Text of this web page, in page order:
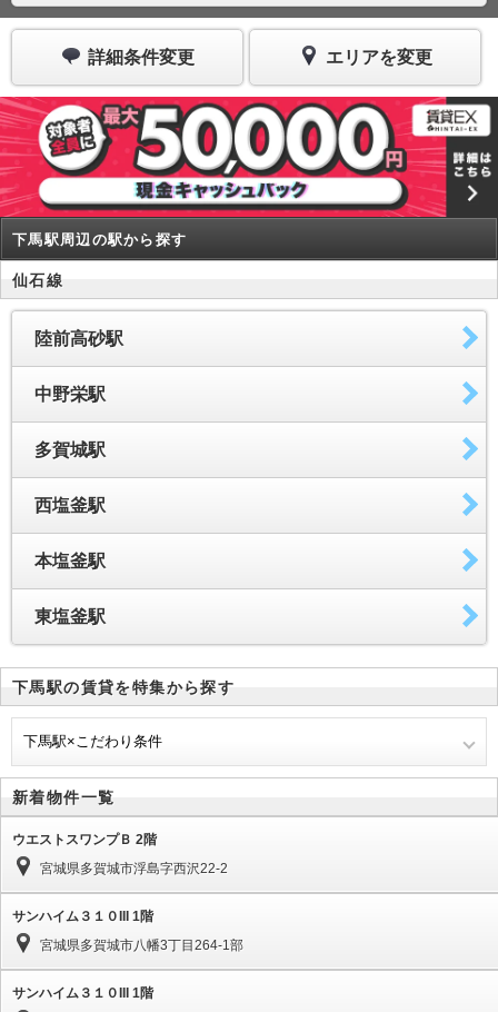
詳細条件変更 エリアを変更
下馬駅周辺の駅から探す
仙石線
陸前高砂駅
中野栄駅
多賀城駅
西塩釜駅
本塩釜駅
東塩釜駅
下馬駅の賃貸を特集から探す
下馬駅×こだわり条件
新着物件一覧
ウエストスワンプＢ 2階
宮城県多賀城市浮島字西沢22-2
サンハイム３１０III 1階
宮城県多賀城市八幡3丁目264-1部
サンハイム３１０III 1階